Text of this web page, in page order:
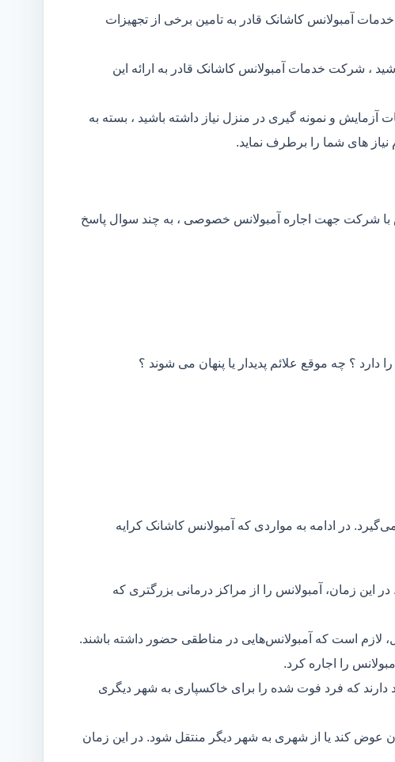
آمبولانس کاشانک قادر به تامین برخی از تجهیزات
، شرکت خدمات آمبولانس کاشانک قادر به ارائه این
و نمونه گیری در منزل نیاز داشته باشید ، بسته به
های شما را برطرف نماید.
شرکت جهت اجاره آمبولانس خصوصی ، به چند سوال پاسخ
دارد ؟ چه موقع علائم پدیدار یا پنهان می شوند ؟
در ادامه به مواردی که آمبولانس کاشانک کرایه
این زمان، آمبولانس را از مراکز درمانی بزرگتری که
لازم است که آمبولانس‌هایی در مناطقی حضور داشته باشند.
را اجاره کرد.
که فرد فوت شده را برای خاکسپاری به شهر دیگری
عوض کند یا از شهری به شهر دیگر منتقل شود. در این زمان